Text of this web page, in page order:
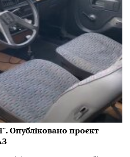
Опубліковано проєкт